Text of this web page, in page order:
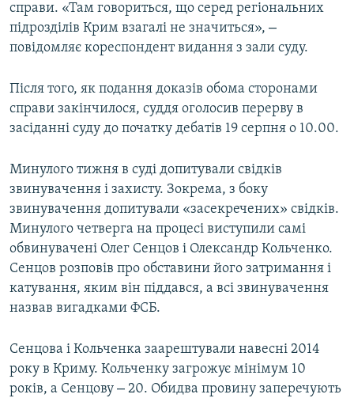
справи. «Там говориться, що серед регіональних
підрозділів Крим взагалі не значиться», –
повідомляє кореспондент видання з зали суду.
Після того, як подання доказів обома сторонами
справи закінчилося, суддя оголосив перерву в
засіданні суду до початку дебатів 19 серпня о 10.00.
Минулого тижня в суді допитували свідків
звинувачення і захисту. Зокрема, з боку
звинувачення допитували «засекречених» свідків.
Минулого четверга на процесі виступили самі
обвинувачені Олег Сенцов і Олександр Кольченко.
Сенцов розповів про обставини його затримання і
катування, яким він піддався, а всі звинувачення
назвав вигадками ФСБ.
Сенцова і Кольченка заарештували навесні 2014
року в Криму. Кольченку загрожує мінімум 10
років, а Сенцову – 20. Обидва провину заперечують